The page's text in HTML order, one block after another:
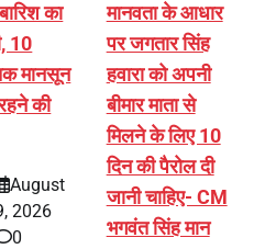
का
10
मानसून
की
August
2026
0
मानवता के आधार
पर जगतार सिंह
हवारा को अपनी
बीमार माता से
मिलने के लिए 10
दिन की पैरोल दी
जानी चाहिए- CM
भगवंत सिंह मान